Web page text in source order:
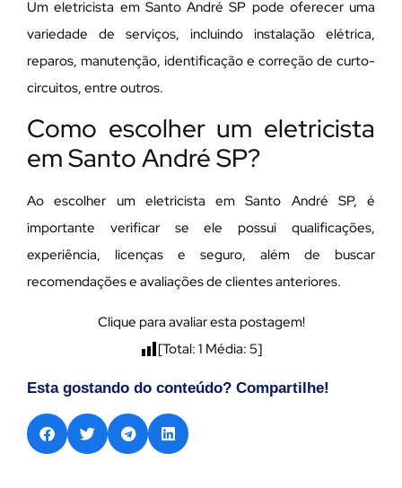
Um eletricista em Santo André SP pode oferecer uma
variedade de serviços, incluindo instalação elétrica,
reparos, manutenção, identificação e correção de curto-
circuitos, entre outros.
Como escolher um eletricista
em Santo André SP?
Ao escolher um eletricista em Santo André SP, é
importante verificar se ele possui qualificações,
experiência, licenças e seguro, além de buscar
recomendações e avaliações de clientes anteriores.
Clique para avaliar esta postagem!
[Total: 1 Média: 5]
Esta gostando do conteúdo? Compartilhe!